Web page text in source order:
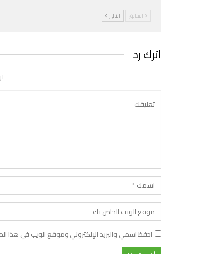
السابق التالي
اترك رد
احفظ اسمي والبريد الإلكتروني وموقع الويب في هذا